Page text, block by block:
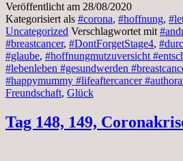
Veröffentlicht am 28/08/2020
Kategorisiert als #corona, #hoffnung,
Uncategorized Verschlagwortet mit
#breastcancer, #DontForgetStage4,
#glaube, #hoffnungmutzuversicht
#lebenleben #gesundwerden
#happymummy #lifeaftercancer
Freundschaft, Glück
Tag 148, 149,